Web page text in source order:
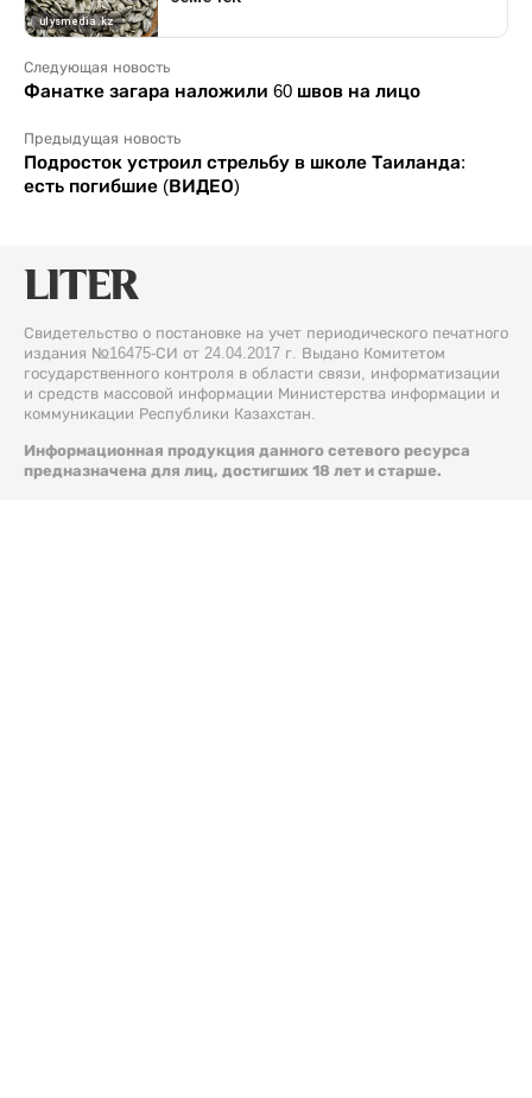
Следующая новость
Фанатке загара наложили 60 швов на лицо
Предыдущая новость
Подросток устроил стрельбу в школе Таиланда:
есть погибшие (ВИДЕО)
Свидетельство о постановке на учет периодического печатного
издания №16475-СИ от 24.04.2017 г. Выдано Комитетом
государственного контроля в области связи, информатизации
и средств массовой информации Министерства информации и
коммуникации Республики Казахстан.
Информационная продукция данного сетевого ресурса
предназначена для лиц, достигших 18 лет и старше.